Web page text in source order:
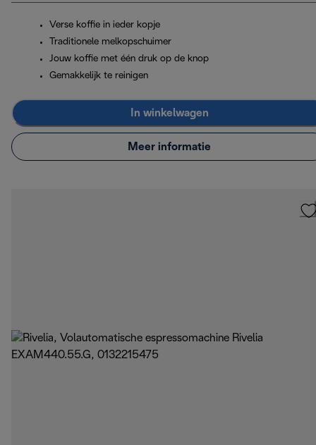
Verse koffie in ieder kopje
Traditionele melkopschuimer
Jouw koffie met één druk op de knop
Gemakkelijk te reinigen
In winkelwagen
Meer informatie